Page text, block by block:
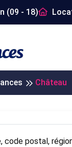
(09 - 18)
Château